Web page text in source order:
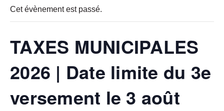
Cet évènement est passé.
TAXES MUNICIPALES
2026 | Date limite du 3e
versement le 3 août